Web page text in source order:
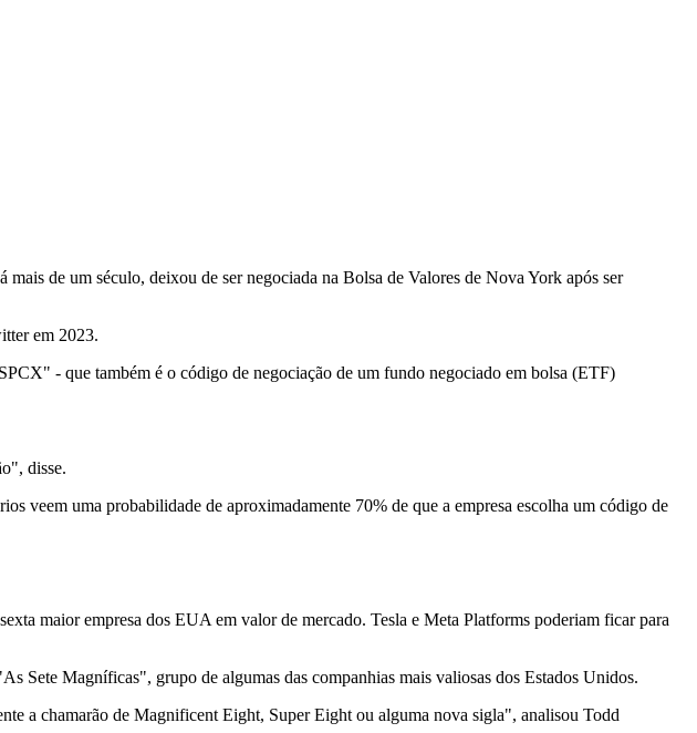
de um século, deixou de ser negociada na Bolsa de Valores de Nova York após ser
em 2023.
- que também é o código de negociação de um fundo negociado em bolsa (ETF)
disse.
veem uma probabilidade de aproximadamente 70% de que a empresa escolha um código de
maior empresa dos EUA em valor de mercado. Tesla e Meta Platforms poderiam ficar para
Sete Magníficas", grupo de algumas das companhias mais valiosas dos Estados Unidos.
a chamarão de Magnificent Eight, Super Eight ou alguma nova sigla", analisou Todd